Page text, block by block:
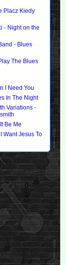
Placz Kiedy
- Night on the
- Blues
The Blues
I Need You
In The Night
Variations -
Be Me
Want Jesus To